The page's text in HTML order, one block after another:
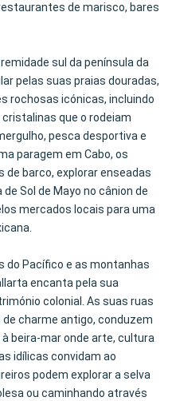
de marisco, bares
sul da península da
pelas suas praias douradas,
rochosas icónicas, incluindo
que o rodeiam
pesca desportiva e
paragem em Cabo, os
barco, explorar enseadas
Sol de Mayo no cânion de
mercados locais para uma
do Pacífico e as montanhas
encanta pela sua
colonial. As suas ruas
charme antigo, conduzem
beira-mar onde arte, cultura
idílicas convidam ao
podem explorar a selva
ou caminhando através